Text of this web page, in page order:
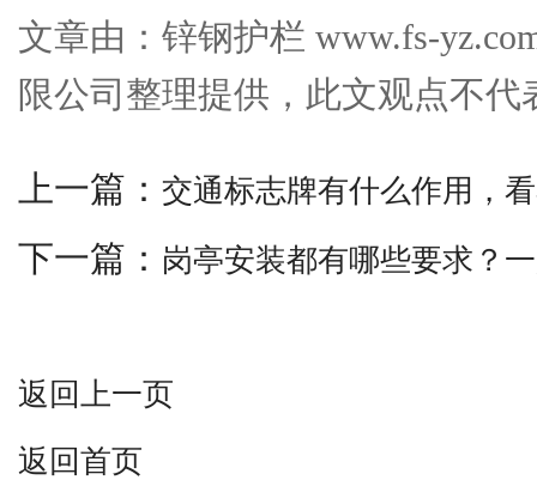
文章由：锌钢护栏 www.fs-
限公司整理提供，此文观点不代
上一篇： 交通标志牌有什么作用，
下一篇： 岗亭安装都有哪些要求？
返回上一页
返回首页